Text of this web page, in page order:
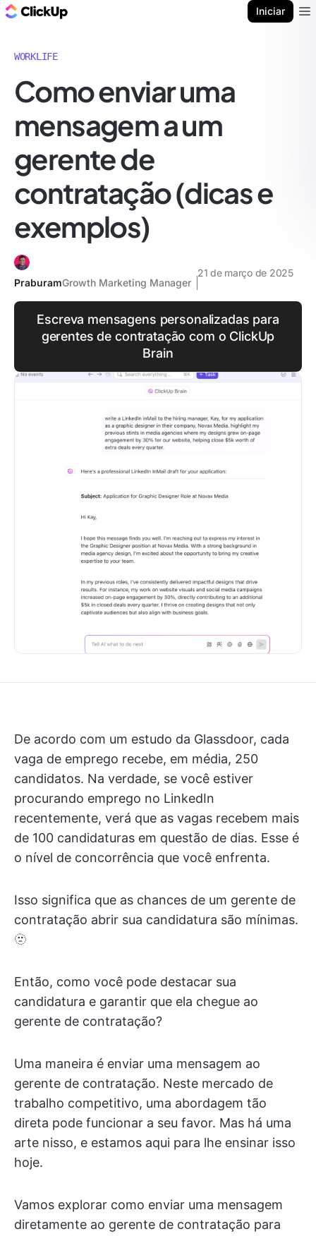
Iniciar
WORKLIFE
Como enviar uma
mensagem a um
gerente de
contratação (dicas e
exemplos)
PraburamGrowth Marketing Manager
21 de março de 2025
Escreva mensagens personalizadas para
gerentes de contratação com o ClickUp
Brain
De acordo com um estudo da Glassdoor, cada
vaga de emprego recebe, em média, 250
candidatos. Na verdade, se você estiver
procurando emprego no LinkedIn
recentemente, verá que as vagas recebem mais
de 100 candidaturas em questão de dias. Esse é
o nível de concorrência que você enfrenta.
Isso significa que as chances de um gerente de
contratação abrir sua candidatura são mínimas.
🫥
Então, como você pode destacar sua
candidatura e garantir que ela chegue ao
gerente de contratação?
Uma maneira é enviar uma mensagem ao
gerente de contratação. Neste mercado de
trabalho competitivo, uma abordagem tão
direta pode funcionar a seu favor. Mas há uma
arte nisso, e estamos aqui para lhe ensinar isso
hoje.
Vamos explorar como enviar uma mensagem
diretamente ao gerente de contratação para